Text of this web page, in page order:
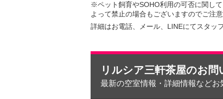
※ペット飼育やSOHO利用の可否に関し
よって禁止の場合もございますのでご注
詳細はお電話、メール、LINEにてスタッ
リルシア三軒茶屋のお問
最新の空室情報・詳細情報など